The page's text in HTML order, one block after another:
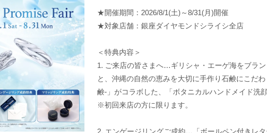
★開催期間：2026/8/1(土)～8/31(月)開催
★対象店舗：銀座ダイヤモンドシライシ全店
＜特典内容＞
1. ご来店の皆さまへ…ギリシャ・エーゲ海をブラ
と、沖縄の自然の恵みを大切に手作り石鹸にこだ
鹸-」がコラボした、「ボタニカルハンドメイド洗
※初回来店の方に限ります。
2. エンゲージリングご成約…「ボールペン付きレ